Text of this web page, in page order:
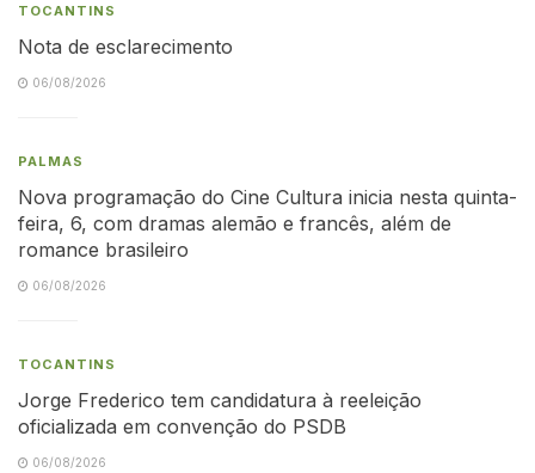
TOCANTINS
Nota de esclarecimento
06/08/2026
PALMAS
Nova programação do Cine Cultura inicia nesta quinta-
feira, 6, com dramas alemão e francês, além de
romance brasileiro
06/08/2026
TOCANTINS
Jorge Frederico tem candidatura à reeleição
oficializada em convenção do PSDB
06/08/2026